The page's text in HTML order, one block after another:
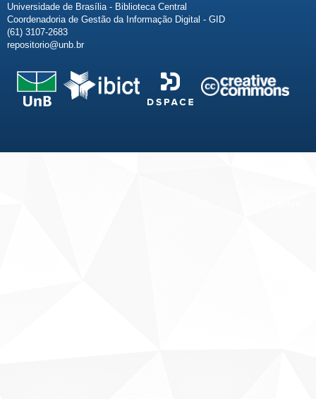
Universidade de Brasília - Biblioteca Central
Coordenadoria de Gestão da Informação Digital - GID
(61) 3107-2683
repositorio@unb.br